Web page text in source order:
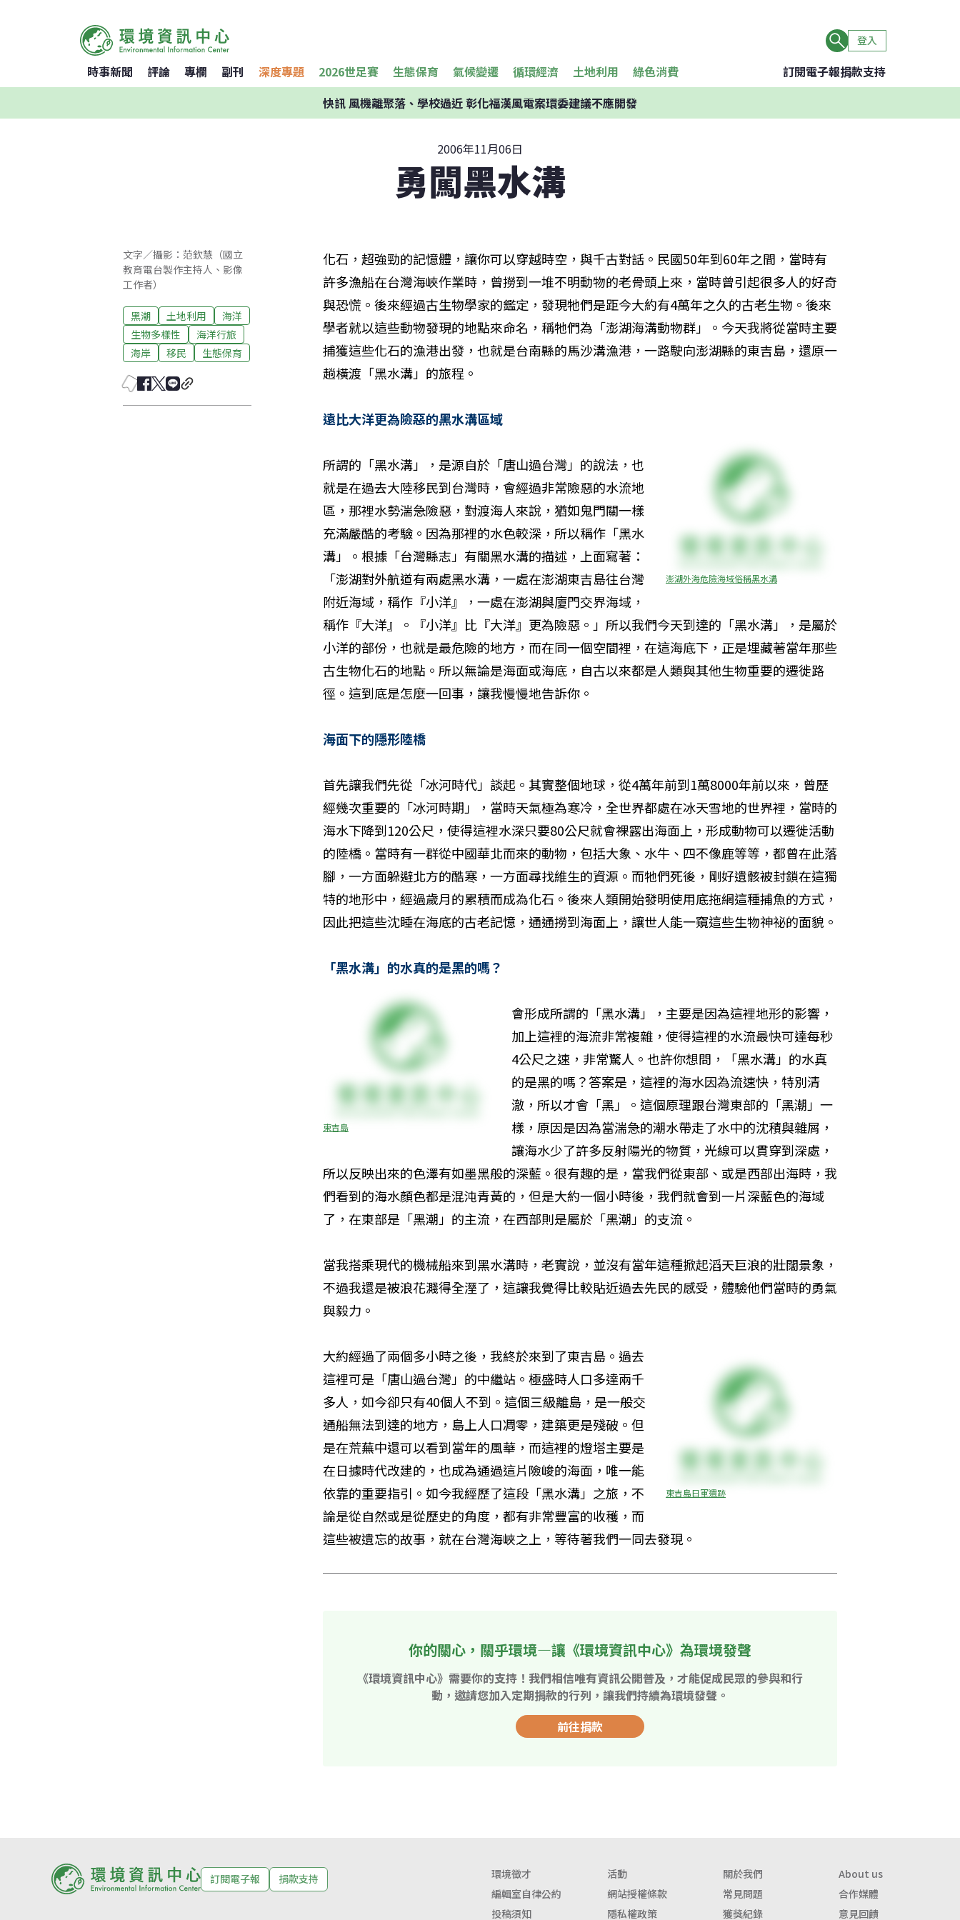
登入
時事新聞 評論 專欄 副刊 深度專題 2026世足賽 生態保育 氣候變遷 循環經濟 土地利用 綠色消費 訂閱電子報捐款支持
快訊風機離聚落、學校過近 彰化福漢風電案環委建議不應開發
2006年11月06日
勇闖黑水溝
文字／攝影：范欽慧（國立
教育電台製作主持人、影像
工作者）
黑潮 土地利用
海洋
生物多樣性
海洋行旅
海岸
移民 生態保育
化石，超強勁的記憶體，讓你可以穿越時空，與千古對話。民國50年到60年之間，當時有
許多漁船在台灣海峽作業時，曾撈到一堆不明動物的老骨頭上來，當時曾引起很多人的好奇
與恐慌。後來經過古生物學家的鑑定，發現牠們是距今大約有4萬年之久的古老生物。後來
學者就以這些動物發現的地點來命名，稱牠們為「澎湖海溝動物群」。今天我將從當時主要
捕獲這些化石的漁港出發，也就是台南縣的馬沙溝漁港，一路駛向澎湖縣的東吉島，還原一
趟橫渡「黑水溝」的旅程。
遠比大洋更為險惡的黑水溝區域
澎湖外海危險海域俗稱黑水溝
所謂的「黑水溝」，是源自於「唐山過台灣」的說法，也
就是在過去大陸移民到台灣時，會經過非常險惡的水流地
區，那裡水勢湍急險惡，對渡海人來說，猶如鬼門關一樣
充滿嚴酷的考驗。因為那裡的水色較深，所以稱作「黑水
溝」。根據「台灣縣志」有關黑水溝的描述，上面寫著：
「澎湖對外航道有兩處黑水溝，一處在澎湖東吉島往台灣
附近海域，稱作『小洋』，一處在澎湖與廈門交界海域，
稱作『大洋』。『小洋』比『大洋』更為險惡。」所以我們今天到達的「黑水溝」，是屬於
小洋的部份，也就是最危險的地方，而在同一個空間裡，在這海底下，正是埋藏著當年那些
古生物化石的地點。所以無論是海面或海底，自古以來都是人類與其他生物重要的遷徙路
徑。這到底是怎麼一回事，讓我慢慢地告訴你。
海面下的隱形陸橋
首先讓我們先從「冰河時代」談起。其實整個地球，從4萬年前到1萬8000年前以來，曾歷
經幾次重要的「冰河時期」，當時天氣極為寒冷，全世界都處在冰天雪地的世界裡，當時的
海水下降到120公尺，使得這裡水深只要80公尺就會裸露出海面上，形成動物可以遷徙活動
的陸橋。當時有一群從中國華北而來的動物，包括大象、水牛、四不像鹿等等，都曾在此落
腳，一方面躲避北方的酷寒，一方面尋找維生的資源。而牠們死後，剛好遺骸被封鎖在這獨
特的地形中，經過歲月的累積而成為化石。後來人類開始發明使用底拖網這種捕魚的方式，
因此把這些沈睡在海底的古老記憶，通通撈到海面上，讓世人能一窺這些生物神祕的面貌。
「黑水溝」的水真的是黑的嗎？
東吉島
會形成所謂的「黑水溝」，主要是因為這裡地形的影響，
加上這裡的海流非常複雜，使得這裡的水流最快可達每秒
4公尺之速，非常驚人。也許你想問，「黑水溝」的水真
的是黑的嗎？答案是，這裡的海水因為流速快，特別清
澈，所以才會「黑」。這個原理跟台灣東部的「黑潮」一
樣，原因是因為當湍急的潮水帶走了水中的沈積與雜屑，
讓海水少了許多反射陽光的物質，光線可以貫穿到深處，
所以反映出來的色澤有如墨黑般的深藍。很有趣的是，當我們從東部、或是西部出海時，我
們看到的海水顏色都是混沌青黃的，但是大約一個小時後，我們就會到一片深藍色的海域
了，在東部是「黑潮」的主流，在西部則是屬於「黑潮」的支流。
當我搭乘現代的機械船來到黑水溝時，老實說，並沒有當年這種掀起滔天巨浪的壯闊景象，
不過我還是被浪花濺得全溼了，這讓我覺得比較貼近過去先民的感受，體驗他們當時的勇氣
與毅力。
東吉島日軍遺跡
大約經過了兩個多小時之後，我終於來到了東吉島。過去
這裡可是「唐山過台灣」的中繼站。極盛時人口多達兩千
多人，如今卻只有40個人不到。這個三級離島，是一般交
通船無法到達的地方，島上人口凋零，建築更是殘破。但
是在荒蕪中還可以看到當年的風華，而這裡的燈塔主要是
在日據時代改建的，也成為通過這片險峻的海面，唯一能
依靠的重要指引。如今我經歷了這段「黑水溝」之旅，不
論是從自然或是從歷史的角度，都有非常豐富的收穫，而
這些被遺忘的故事，就在台灣海峽之上，等待著我們一同去發現。
你的關心，關乎環境—讓《環境資訊中心》為環境發聲
《環境資訊中心》需要你的支持！我們相信唯有資訊公開普及，才能促成民眾的參與和行
動，邀請您加入定期捐款的行列，讓我們持續為環境發聲。
前往捐款
訂閱電子報 捐款支持 環境徵才 活動 關於我們
About us
編輯室自律公約
網站授權條款 常見問題
合作媒體
投稿須知
隱私權政策 獲獎紀錄 意見回饋